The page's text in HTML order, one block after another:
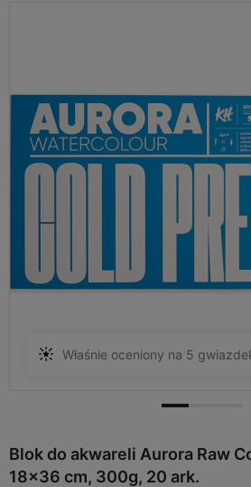
zaloguj się, aby przywrócić
poprzedniej sesji.
Właśnie oceniony na 5
Blok do akwareli Aurora Raw
18x36 cm, 300g, 20 ark.